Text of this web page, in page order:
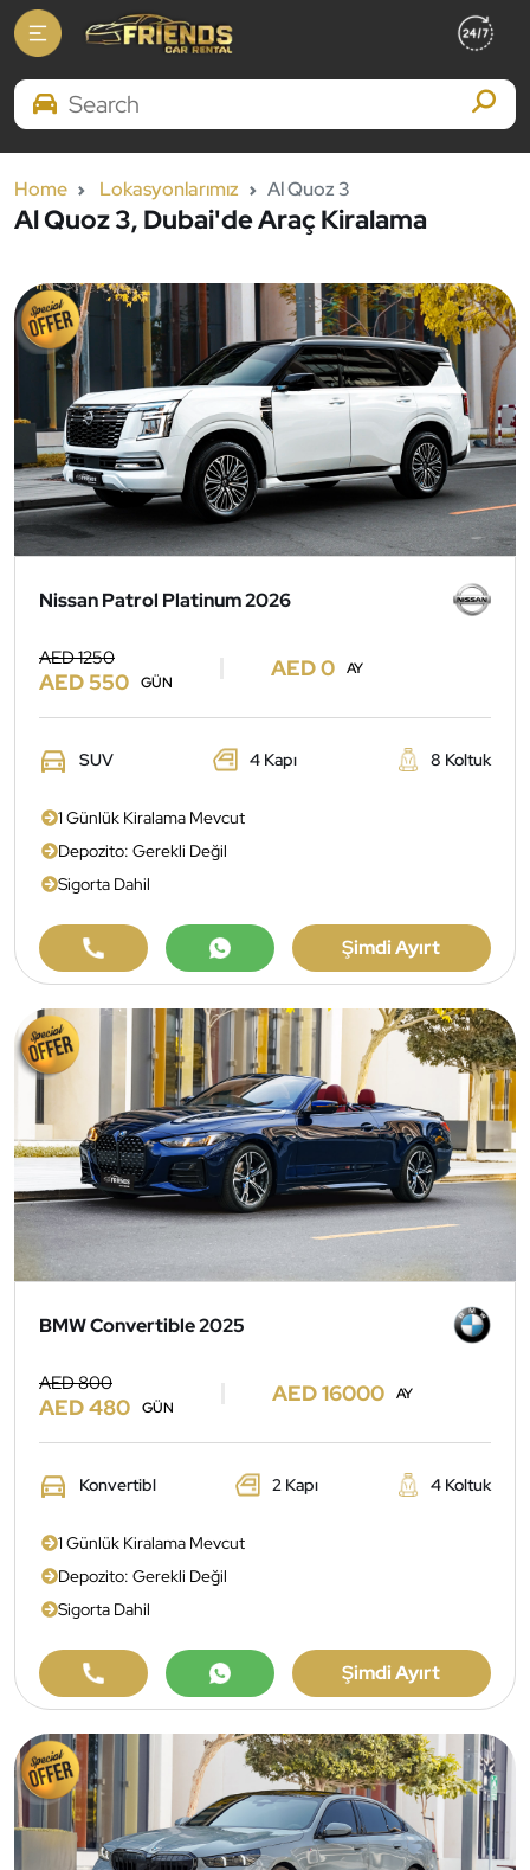
Search Brands
Home Lokasyonlarımız Al Quoz 3
Al Quoz 3, Dubai'de Araç Kiralama
Nissan Patrol Platinum 2026
AED 1250
AED 550 GÜN
AED 0 AY
SUV 4 Kapı 8 Koltuk
1 Günlük Kiralama Mevcut
Depozito: Gerekli Değil
Sigorta Dahil
Şimdi Ayırt
BMW Convertible 2025
AED 800
AED 480 GÜN
AED 16000 AY
Konvertibl 2 Kapı 4 Koltuk
1 Günlük Kiralama Mevcut
Depozito: Gerekli Değil
Sigorta Dahil
Şimdi Ayırt